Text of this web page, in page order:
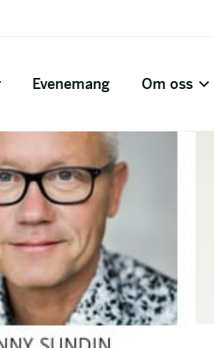
Evenemang Om oss